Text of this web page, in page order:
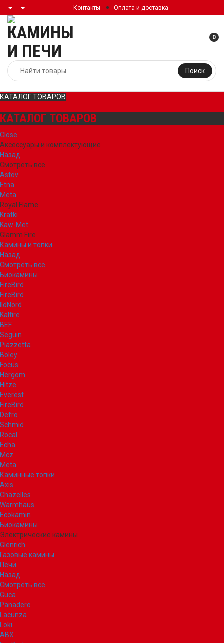
Контакты Оплата и доставка
Поиск
0
КАТАЛОГ ТОВАРОВ
КАТАЛОГ ТОВАРОВ
Close
Аксессуары и комплектующие
Назад
Смотреть все
Astov
Etna
Meta
Royal Flame
Kratki
Kaw-Met
Glamm Fire
Камины и топки
Назад
Смотреть все
Биокамины
FireBird
FireBird
IldNord
Kalfire
BEF
Seguin
Piazzetta
Boley
Focus
Hergom
Hitze
Everest
FireBird
Defro
Schmid
Rocal
Echa
Mcz
Meta
Каминные топки
Axis
Chazelles
Warmhaus
Ecokamin
Биокамины
Электрические камины
Glenrich
Газовые камины
Печи
Назад
Смотреть все
Guca
Panadero
Lacunza
Loki
ABX